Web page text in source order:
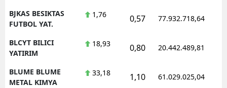
BJKAS BESIKTAS
FUTBOL YAT.
1,76 0,57 77.932.718,64
BLCYT BILICI
YATIRIM
18,93 0,80 20.442.489,81
BLUME BLUME
METAL KIMYA
33,18 1,10 61.029.025,04